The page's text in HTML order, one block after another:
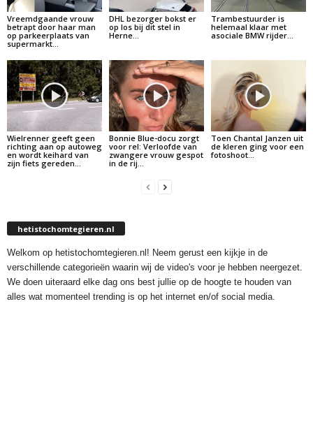
Vreemdgaande vrouw
betrapt door haar man
op parkeerplaats van
supermarkt…
DHL bezorger bokst er
op los bij dit stel in
Herne…
Trambestuurder is
helemaal klaar met
asociale BMW rijder…
Wielrenner geeft geen
richting aan op autoweg
en wordt keihard van
zijn fiets gereden…
Bonnie Blue-docu zorgt
voor rel: Verloofde van
zwangere vrouw gespot
in de rij…
Toen Chantal Janzen uit
de kleren ging voor een
fotoshoot…
hetistochomtegieren.nl
Welkom op hetistochomtegieren.nl! Neem gerust een kijkje in de
verschillende categorieën waarin wij de video's voor je hebben neergezet.
We doen uiteraard elke dag ons best jullie op de hoogte te houden van
alles wat momenteel trending is op het internet en/of social media.